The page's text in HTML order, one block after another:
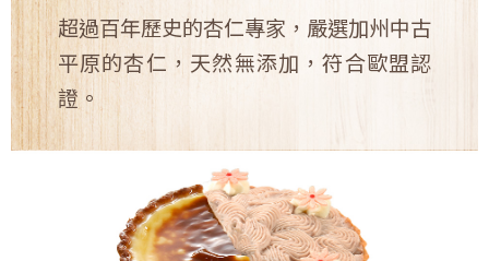
超過百年歷史的杏仁專家，嚴選加州中古
平原的杏仁，天然無添加，符合歐盟認
證。